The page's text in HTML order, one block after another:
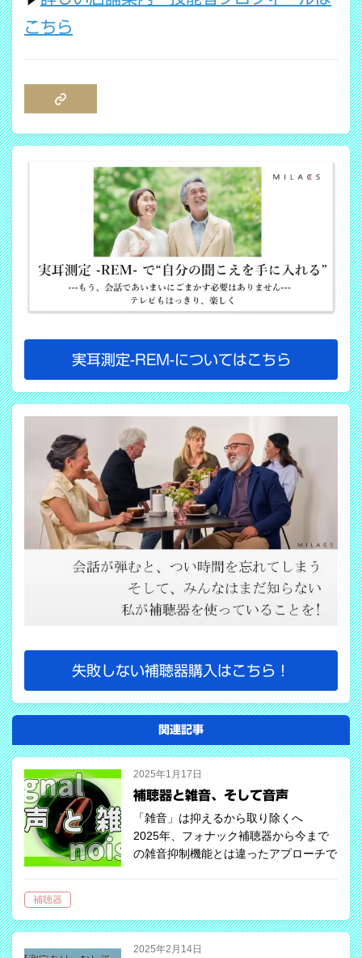
こちら
実耳測定-REM-についてはこちら
失敗しない補聴器購入はこちら！
関連記事
2025年1月17日
補聴器と雑音、そして音声
「雑音」は抑えるから取り除くへ
2025年、フォナック補聴器から今まで
の雑音抑制機能とは違ったアプローチで
り…
補聴器
2025年2月14日